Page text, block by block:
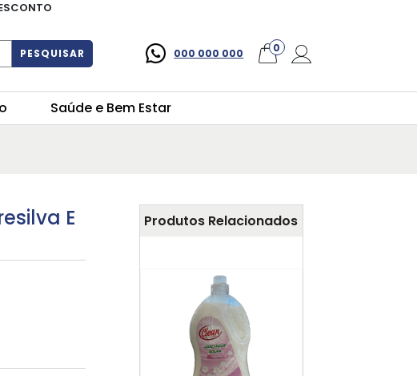
PESQUISAR 000 000 000 0
Saúde e Bem Estar
E
Produtos Relacionados